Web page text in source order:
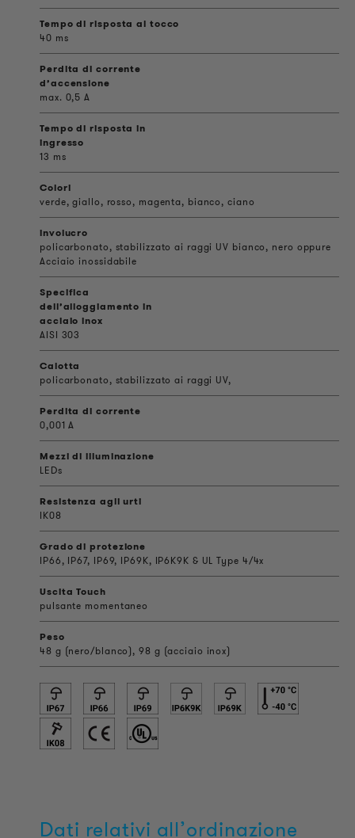
Tempo di risposta al tocco
40 ms
Perdita di corrente
d’accensione
max. 0,5 A
Tempo di risposta in
ingresso
13 ms
Colori
verde, giallo, rosso, magenta, bianco, ciano
involucro
policarbonato, stabilizzato ai raggi UV bianco, nero oppure
Acciaio inossidabile
Specifica
dell’alloggiamento in
acciaio inox
AISI 303
Calotta
policarbonato, stabilizzato ai raggi UV,
Perdita di corrente
0,001 A
Mezzi di illuminazione
LEDs
Resistenza agli urti
IK08
Grado di protezione
IP66, IP67, IP69, IP69K, IP6K9K & UL Type 4/4x
Uscita Touch
pulsante momentaneo
Peso
48 g (nero/blanco), 98 g (acciaio inox)
Dati relativi all’ordinazione